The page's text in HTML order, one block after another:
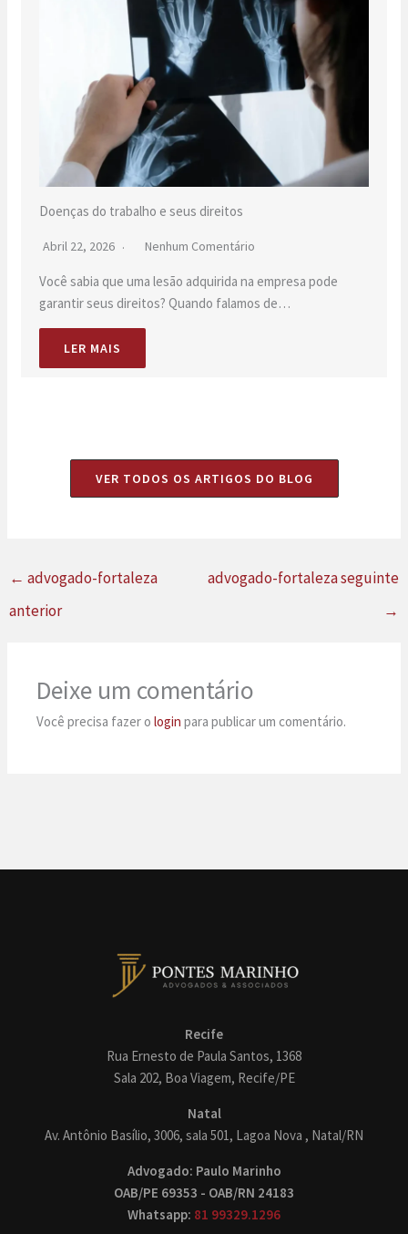
Doenças do trabalho e seus direitos
Abril 22, 2026 Nenhum Comentário
Você sabia que uma lesão adquirida na empresa pode
garantir seus direitos? Quando falamos de…
LER MAIS
VER TODOS OS ARTIGOS DO BLOG
← advogado-fortaleza
anterior
advogado-fortaleza seguinte
→
Deixe um comentário
Você precisa fazer ologin para publicar um comentário.
Recife
Rua Ernesto de Paula Santos, 1368
Sala 202, Boa Viagem, Recife/PE
Natal
Av. Antônio Basílio, 3006, sala 501, Lagoa Nova , Natal/RN
Advogado: Paulo Marinho
OAB/PE 69353 - OAB/RN 24183
Whatsapp: 81 99329.1296